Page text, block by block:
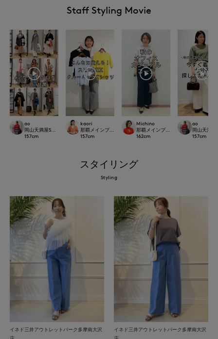
Staff Styling Movie
ao
岡山天満屋SUPERIORCLOSET
157cm
kaori
那覇メインプレイスI.T.'S.international
157cm
Michino
那覇メインプレイス
162cm
ao
岡山天満屋
157cm
スタイリング
Styling
イネド三井アウトレットパーク多摩南大沢
店
イネド三井アウトレットパーク多摩南大沢
店